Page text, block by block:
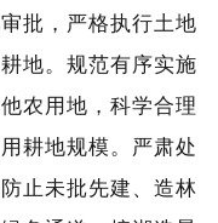
批，严格执行土地
地。规范有序实施
农用地，科学合理
耕地规模。严肃处
止未批先建、造林